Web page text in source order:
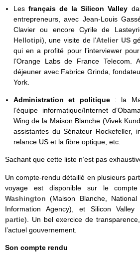
Lesfrançais de la Silicon Valley
entrepreneurs, avec Jean-Louis
Clavier ou encore Cyrile de
Hellotipi), une visite de l’Atelier US
qui en a profité pour l’interviewer
l’Orange Labs de France Telecom.
déjeuner avec Fabrice Grinda,
York.
Administration et politique : la
l’équipe informatique/Internet
Wing de la Maison Blanche (Vivek
assistantes du Sénateur Rockefeller,
relance US et la fibre optique, etc.
Sachant que cette liste n’est pas
Un compte-rendu détaillé en plusieurs
voyage est disponible sur le
Washington (Maison Blanche, National
Information Agency), et Silicon Valley
partie). Un bel exercice de
l’actuel gouvernement.
Son compte rendu